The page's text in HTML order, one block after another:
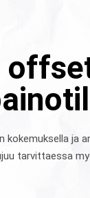
kokemuksella ja
tarvittaessa